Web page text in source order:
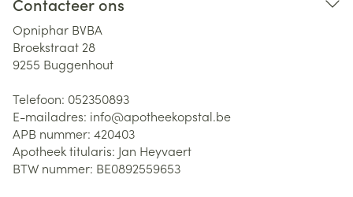
Opniphar BVBA
Broekstraat 28
9255 Buggenhout
Telefoon: 052350893
E-mailadres: info@apotheekopstal.be
APB nummer: 420403
Apotheek titularis: Jan Heyvaert
BTW nummer: BE0892559653